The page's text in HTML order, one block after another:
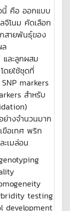
นี้ คือ ออกแบบ
จีโนม คัดเลือก
สายพันธุ์ของ
ละลูกผสม
ดยใช้ชุดที่
markers
สำหรับ
างจำนวนมาก
ขือเทศ พริก
เมล่อน
testing
development